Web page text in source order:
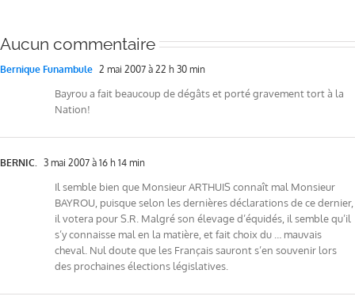
Aucun commentaire
Bernique Funambule 2 mai 2007 à 22 h 30 min
Bayrou a fait beaucoup de dégâts et porté gravement tort à la
Nation!
BERNIC. 3 mai 2007 à 16 h 14 min
Il semble bien que Monsieur ARTHUIS connaît mal Monsieur
BAYROU, puisque selon les dernières déclarations de ce dernier,
il votera pour S.R. Malgré son élevage d’équidés, il semble qu’il
s’y connaisse mal en la matière, et fait choix du … mauvais
cheval. Nul doute que les Français sauront s’en souvenir lors
des prochaines élections législatives.